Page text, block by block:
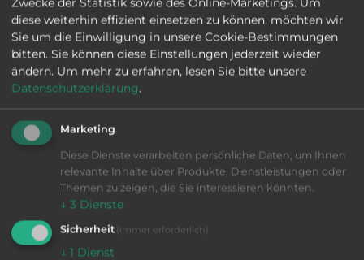
diese weiterhin effizient einsetzen zu können, möchten wir
Sie um die Einwilligung in unsere Cookie-Bestimmungen
bitten. Sie können diese Einstellungen jederzeit wieder
ändern. Um mehr zu erfahren, lesen Sie bitte unsere
Datenschutzerklärung.
Marketing
Diese Dienste verarbeiten persönliche Daten, um Ihnen
relevante Inhalte über Produkte, Dienstleistungen oder
Themen zu zeigen, die Sie interessieren könnten.
↓ 3 Dienste
Sicherheit (immer erforderlich)
↓ 1 Dienst
für rotationssymmetrische Bauteile eingesetzt
werden, bieten Bearbeitungszentren Vorteile
bei komplexen Frästeilen. In vielen modernen
Fertigungen werden beide Maschinentypen
kombiniert eingesetzt.
Unternehmen, die sowohl drehen als auch
fräsen, profitieren häufig von einer
abgestimmten Maschinenstrategie. Auf
www.vib-kg.de/gebrauchtmaschinenfinden
sich sowohl CNC Drehmaschinen gebraucht als
auch Bearbeitungszentren für
unterschiedlichste Anforderungen.